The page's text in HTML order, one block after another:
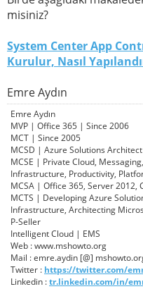
misiniz?
System Center App
Kurulur, Nasıl
Emre Aydın
Emre Aydın
MVP | Office 365 | Since 2006
MCT | Since 2005
MCSD | Azure Solutions Architect
MCSE | Private Cloud,
Infrastructure, Productivity,
MCSA | Office 365, Server 2012,
MCTS | Developing Azure
Infrastructure, Architecting
P-Seller
Intelligent Cloud | EMS
Web : www.mshowto.org
Mail : emre.aydin [@]
Twitter : https://twitter.com/
Linkedin :tr.linkedin.com/in/